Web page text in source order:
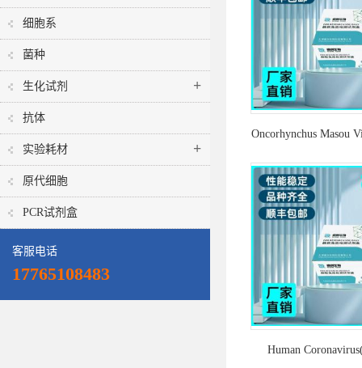
细胞系
菌种
生化试剂 +
抗体
实验耗材 +
原代细胞
PCR试剂盒
客服电话
17765108483
Oncorhynchus Masou
量PCR试剂
Human